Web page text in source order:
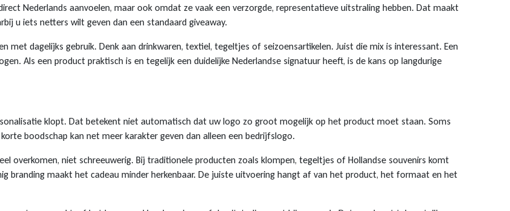
Nederlands aanvoelen, maar ook omdat ze vaak een verzorgde, representatieve uitstraling hebben. Dat maakt
u iets netters wilt geven dan een standaard giveaway.
met dagelijks gebruik. Denk aan drinkwaren, textiel, tegeltjes of seizoensartikelen. Juist die mix is interessant. Een
Als een product praktisch is en tegelijk een duidelijke Nederlandse signatuur heeft, is de kans op langdurige
klopt. Dat betekent niet automatisch dat uw logo zo groot mogelijk op het product moet staan. Soms
boodschap kan net meer karakter geven dan alleen een bedrijfslogo.
overkomen, niet schreeuwerig. Bij traditionele producten zoals klompen, tegeltjes of Hollandse souvenirs komt
branding maakt het cadeau minder herkenbaar. De juiste uitvoering hangt af van het product, het formaat en het